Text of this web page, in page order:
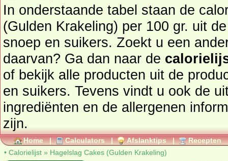
In onderstaande tabel staan de
(Gulden Krakeling) per 100 gr. uit
snoep en suikers. Zoekt u een ander product en de calorieën
daarvan? Ga dan naar de
of bekijk alle producten uit de
en suikers. Tevens vindt u ook de uitgebreide calorie informatie,
ingrediënten en de allergenen
zijn.
Home | Calculators | Afslanktips | Recepten
• Calorielijst » Hagelslag Cakes (Gulden Krakeling)